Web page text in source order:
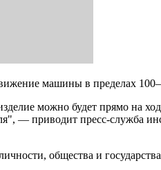
машины в пределах
можно будет прямо на
— приводит пресс-служба
общества и